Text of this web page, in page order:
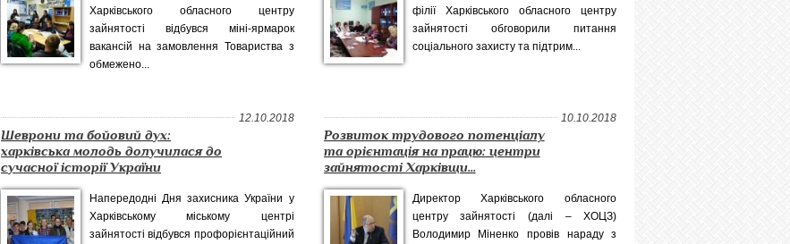
Харківського обласного центру
зайнятості відбувся міні-ярмарок
вакансій на замовлення Товариства з
обмежено...
філії Харківського обласного центру
зайнятості обговорили питання
соціального захисту та підтрим...
12.10.2018
Шеврони та бойовий дух:
харківська молодь долучилася до
сучасної історії України
Напередодні Дня захисника України у
Харківському міському центрі
зайнятості відбувся профорієнтаційний
10.10.2018
Розвиток трудового потенціалу
та орієнтація на працю: центри
зайнятості Харківщи...
Директор Харківського обласного
центру зайнятості (далі – ХОЦЗ)
Володимир Міненко провів нараду з